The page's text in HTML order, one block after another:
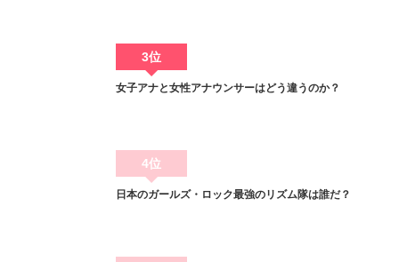
3位
女子アナと女性アナウンサーはどう違うのか？
4位
日本のガールズ・ロック最強のリズム隊は誰だ？